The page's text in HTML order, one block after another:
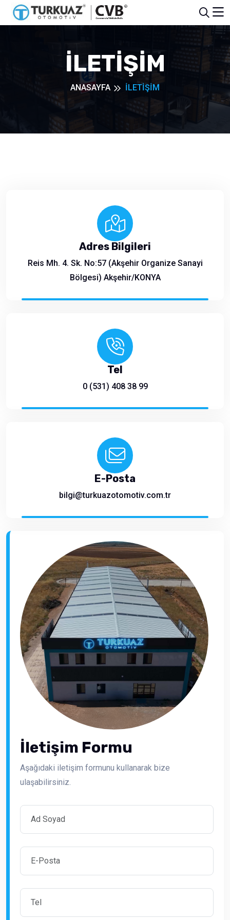
İLETİŞİM
ANASAYFA İLETİŞİM
Adres Bilgileri
Reis Mh. 4. Sk. No:57 (Akşehir Organize Sanayi
Bölgesi) Akşehir/KONYA
Tel
0 (531) 408 38 99
E-Posta
bilgi@turkuazotomotiv.com.tr
İletişim Formu
Aşağıdaki iletişim formunu kullanarak bize
ulaşabilirsiniz.